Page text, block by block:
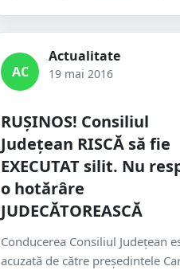
AC
Actualitate
19 mai 2016
RUȘINOS! Consiliul
Județean RISCĂ să fie
EXECUTAT silit. Nu
o hotărâre
JUDECĂTOREASCĂ
Conducerea Consiliul Județean
acuzată de către preşedintele